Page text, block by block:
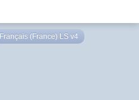
Français (France) LS v4